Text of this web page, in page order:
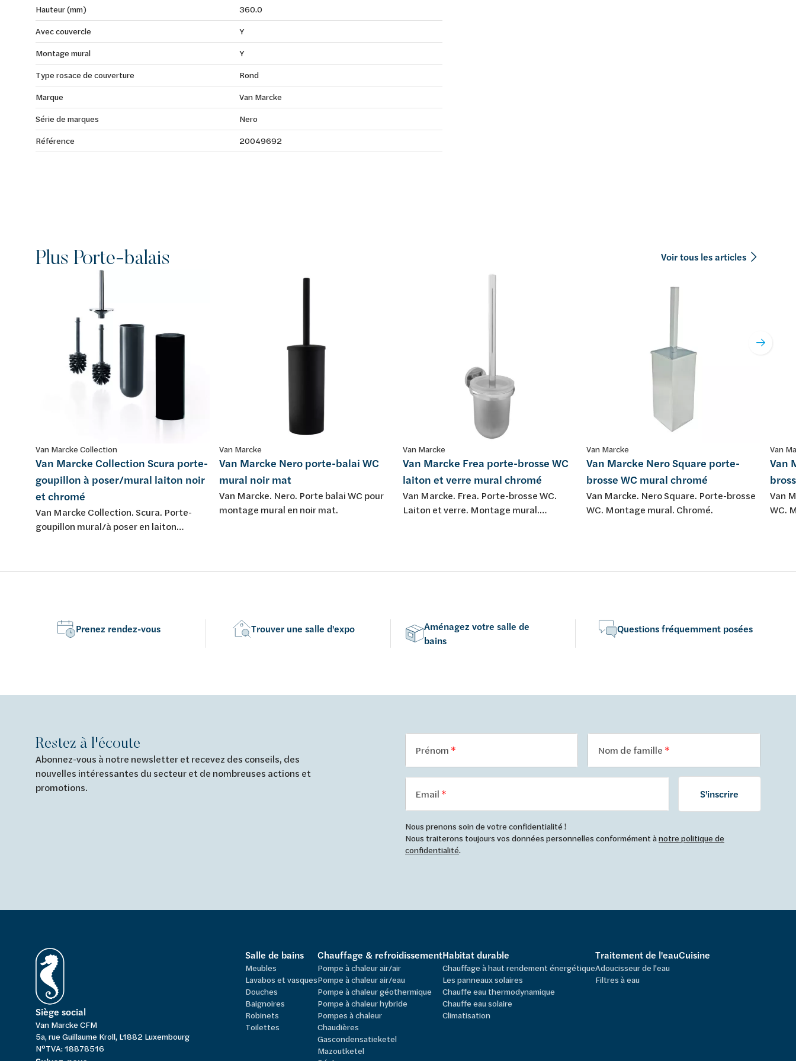
Hauteur (mm)
360.0
Avec couvercle
Y
Montage mural
Y
Type rosace de couverture
Rond
Marque
Van Marcke
Série de marques
Nero
Référence
20049692
Plus Porte-balais Voir tous les articles
Van Marcke Collection
Van Marcke Collection Scura porte-
goupillon à poser/mural laiton noir
et chromé
Van Marcke Collection. Scura. Porte-
goupillon mural/à poser en laiton
Van Marcke
Van Marcke Nero porte-balai WC
mural noir mat
Van Marcke. Nero. Porte balai WC pour
montage mural en noir mat.
Van Marcke
Van Marcke Frea porte-brosse WC
laiton et verre mural chromé
Van Marcke. Frea. Porte-brosse WC.
Laiton et verre. Montage mural.
Van Marcke
Van Marcke Nero Square porte-
brosse WC mural chromé
Van Marcke. Nero Square. Porte-brosse
WC. Montage mural. Chromé.
Van
Van
Van
WC.
Prenez rendez-vous Trouver une salle d'expo
Aménagez votre salle de
bains
Questions fréquemment posées
Restez à l'écoute
Abonnez-vous à notre newsletter et recevez des conseils, des
nouvelles intéressantes du secteur et de nombreuses actions et
promotions.
Prénom Nom de famille
Email S'inscrire
Nous prenons soin de votre confidentialité !
Nous traiterons toujours vos données personnelles conformément ànotre politique de
confidentialité.
Siège social
Van Marcke CFM
5a, rue Guillaume Kroll, L1882 Luxembourg
N°TVA: 18878516
Salle de bains
Meubles
Lavabos et vasques
Douches
Baignoires
Robinets
Toilettes
Chauffage & refroidissement
Pompe à chaleur air/air
Pompe à chaleur air/eau
Pompe à chaleur géothermique
Pompe à chaleur hybride
Pompes à chaleur
Chaudières
Gascondensatieketel
Mazoutketel
Habitat durable
Chauffage à haut rendement énergétique
Les panneaux solaires
Chauffe eau thermodynamique
Chauffe eau solaire
Climatisation
Traitement de l'eau
Adoucisseur de l'eau
Filtres à eau
Cuisine